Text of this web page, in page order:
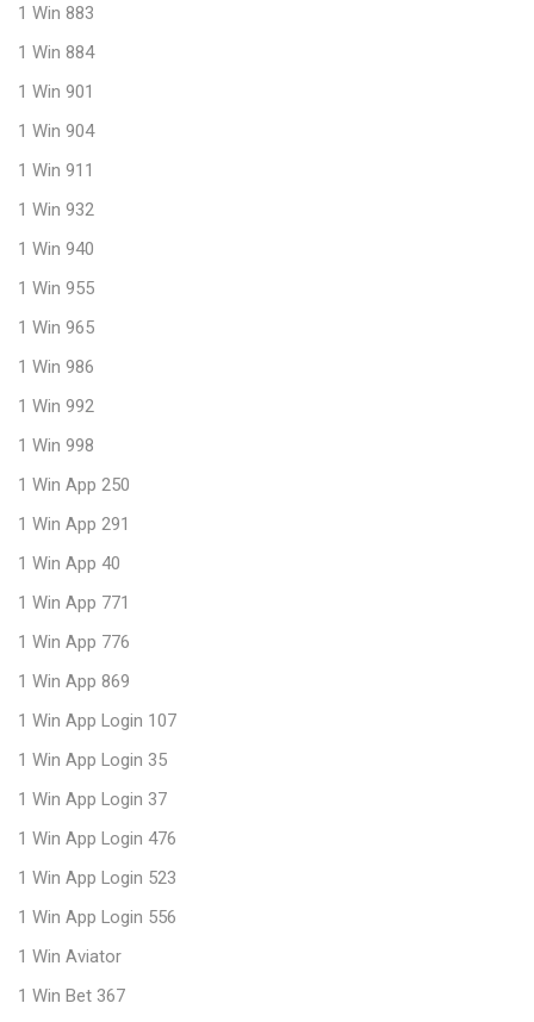
1 Win 883
1 Win 884
1 Win 901
1 Win 904
1 Win 911
1 Win 932
1 Win 940
1 Win 955
1 Win 965
1 Win 986
1 Win 992
1 Win 998
1 Win App 250
1 Win App 291
1 Win App 40
1 Win App 771
1 Win App 776
1 Win App 869
1 Win App Login 107
1 Win App Login 35
1 Win App Login 37
1 Win App Login 476
1 Win App Login 523
1 Win App Login 556
1 Win Aviator
1 Win Bet 367